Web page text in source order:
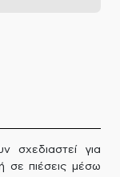
σχεδιαστεί για
σε πιέσεις μέσω